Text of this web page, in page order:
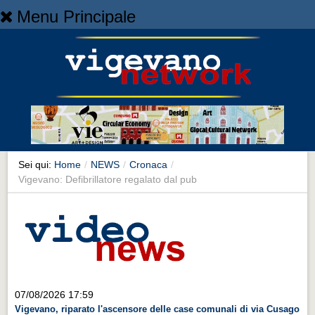
Menu Principale
NEWS
Cronaca
Cronaca
Artes et Artificia
Sport
Territorio
Sei qui: Home / NEWS / Cronaca /
Vigevano: Defibrillatore regalato dal pub
07/08/2026 17:59
Vigevano, riparato l'ascensore delle case comunali di via Cusago